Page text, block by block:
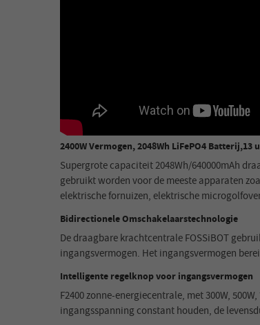
2400W Vermogen, 2048Wh LiFePO4 Batterij,13
Supergrote capaciteit 2048Wh/640000mAh
gebruikt worden voor de meeste apparaten
elektrische fornuizen, elektrische
Bidirectionele Omschakelaarstechnologie
De draagbare krachtcentrale FOSSiBOT
ingangsvermogen. Het ingangsvermogen
Intelligente regelknop voor ingangsvermogen
F2400 zonne-energiecentrale, met 300W,
ingangsspanning constant houden, de